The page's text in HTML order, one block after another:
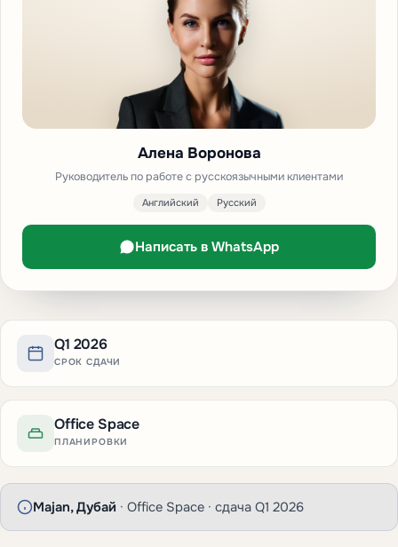
Q1 2026
СРОК СДАЧИ
Office Space
ПЛАНИРОВКИ
Majan, Дубай · Office Space · сдача Q1 2026
Алена Воронова
Руководитель по работе с русскоязычными клиентами
Английский Русский
Написать в WhatsApp